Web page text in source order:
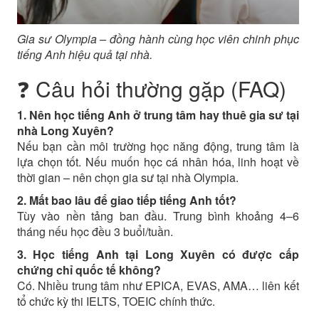
Gia sư Olympia – đồng hành cùng học viên chinh phục
tiếng Anh hiệu quả tại nhà.
❓ Câu hỏi thường gặp (FAQ)
1. Nên học tiếng Anh ở trung tâm hay thuê gia sư tại
nhà Long Xuyên?
Nếu bạn cần môi trường học năng động, trung tâm là
lựa chọn tốt. Nếu muốn học cá nhân hóa, linh hoạt về
thời gian – nên chọn gia sư tại nhà Olympia.
2. Mất bao lâu để giao tiếp tiếng Anh tốt?
Tùy vào nền tảng ban đầu. Trung bình khoảng 4–6
tháng nếu học đều 3 buổi/tuần.
3. Học tiếng Anh tại Long Xuyên có được cấp
chứng chỉ quốc tế không?
Có. Nhiều trung tâm như EPICA, EVAS, AMA… liên kết
tổ chức kỳ thi IELTS, TOEIC chính thức.